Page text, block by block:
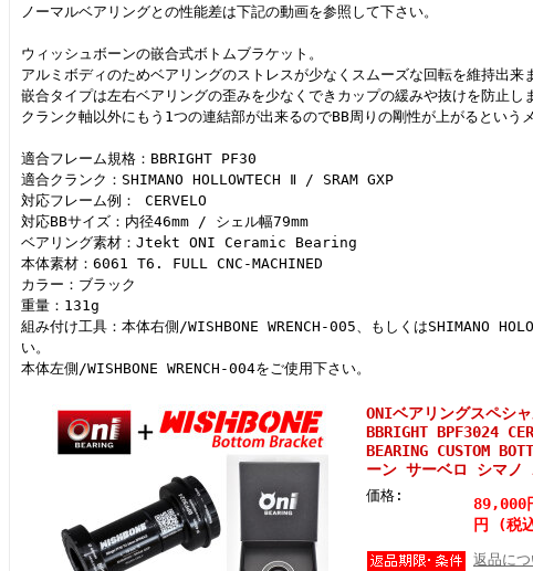
ノーマルベアリングとの性能差は下記の動画を参照して下さい。
ウィッシュボーンの嵌合式ボトムブラケット。
アルミボディのためベアリングのストレスが少なくスムーズな回転を維持出来
嵌合タイプは左右ベアリングの歪みを少なくできカップの緩みや抜けを防止し
クランク軸以外にもう1つの連結部が出来るのでBB周りの剛性が上がるという
適合フレーム規格：BBRIGHT PF30
適合クランク：SHIMANO HOLLOWTECH Ⅱ / SRAM GXP
対応フレーム例： CERVELO
対応BBサイズ：内径46mm / シェル幅79mm
ベアリング素材：Jtekt ONI Ceramic Bearing
本体素材：6061 T6. FULL CNC-MACHINED
カラー：ブラック
重量：131g
組み付け工具：本体右側/WISHBONE WRENCH-005、もしくはSHIMANO
い。
本体左側/WISHBONE WRENCH-004をご使用下さい。
ONIベアリングスペシャ
BBRIGHT BPF3024
BEARING CUSTOM
ーン サーベロ シマノ
価格:
円 (税
返品に